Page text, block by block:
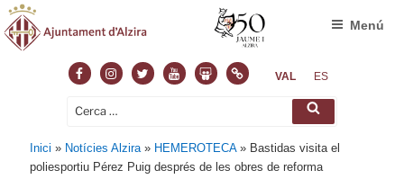
FacebookInstagram
TwitterYoutubeSlideshare
NormasVAL ES
Cerca: Cerca
Menú
Inici » Notícies Alzira » HEMEROTECA» Bastidas visita el
poliesportiu Pérez Puig després de les obres de reforma